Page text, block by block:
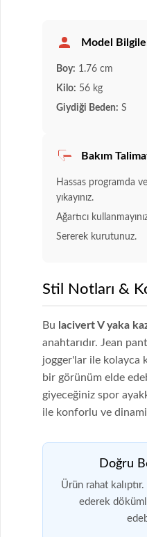
Model
Boy: 1.76 cm
Kilo: 56 kg
Giydiği Beden: S
Bakım
Hassas programda
yıkayınız.
Ağartıcı
Sererek kurutunuz.
Stil Notları &
Bu lacivert V yaka
anahtarıdır. Jean
jogger'lar ile kolayca
bir görünüm elde
giyeceğiniz spor
ile konforlu ve
Doğru
Ürün rahat
ederek